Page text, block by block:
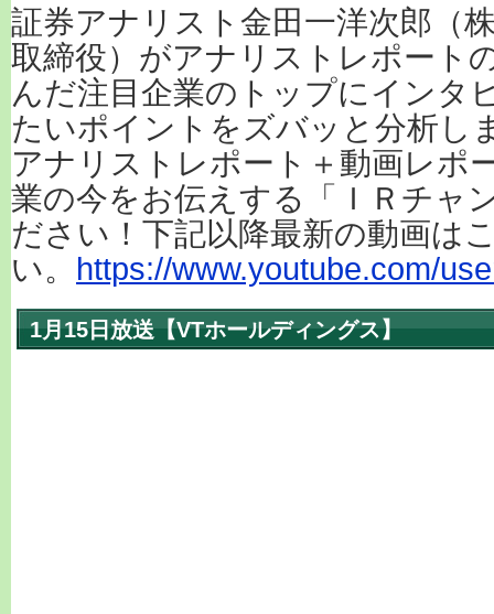
証券アナリスト金田一洋次郎（
取締役）がアナリストレポート
んだ注目企業のトップにインタ
たいポイントをズバッと分析し
アナリストレポート＋動画レポ
業の今をお伝えする「ＩＲチャ
ださい！下記以降最新の動画は
い。 https://www.youtube.com/
1月15日放送【VTホールディングス】